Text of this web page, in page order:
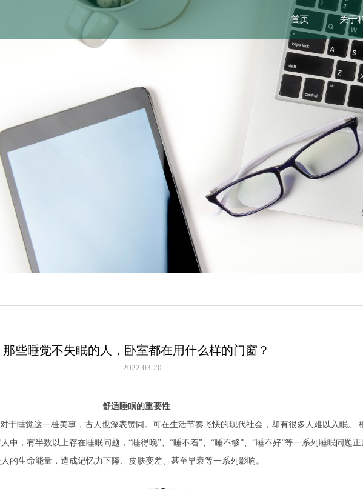
首页 关于
那些睡觉不失眠的人，卧室都在用什么样的门窗？
2022-03-20
舒适睡眠的重要性
于睡觉这一桩美事，古人也深表赞同。可在生活节奏飞快的现代社会，却有很多人难以入眠。
中，有半数以上存在睡眠问题，“睡得晚”、“睡不着”、“睡不够”、“睡不好”等一系列睡眠问题
的生命能量，造成记忆力下降、皮肤变差、甚至早衰等一系列影响。